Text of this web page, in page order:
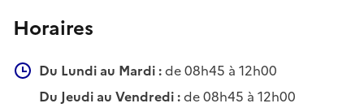
Horaires
Du Lundi au Mardi :de 08h45 à 12h00
Du Jeudi au Vendredi :de 08h45 à 12h00